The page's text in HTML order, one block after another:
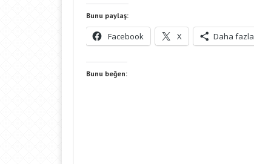
Bunu paylaş:
Facebook X Daha fazla
Bunu beğen: